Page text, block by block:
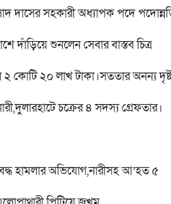
দাসের সহকারী অধ্যাপক পদে
দাঁড়িয়ে শুনলেন সেবার বাস্তব চিত্র
কোটি ২০ লাখ টাকা।সততার অনন্য
চক্রের ৪ সদস্য গ্রেফতার।
হামলার অভিযোগ,নারীসহ আ’হত ৫